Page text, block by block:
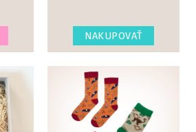
NAKUPOVAŤ